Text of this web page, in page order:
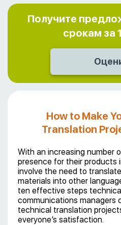
Получите
срокам за
How to Make
Translation
With an increasing number
presence for their products
involve the need to
materials into other
ten effective steps
communications managers
technical translation
everyone’s satisfaction.